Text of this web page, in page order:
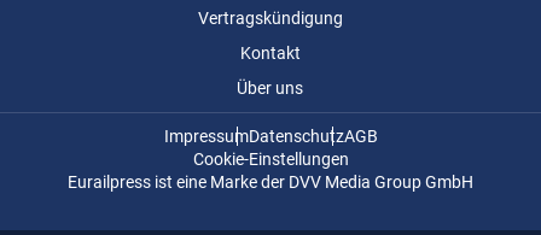
Vertragskündigung
Kontakt
Über uns
ImpressumDatenschutzAGB
Cookie-Einstellungen
Eurailpress ist eine Marke der DVV Media Group GmbH